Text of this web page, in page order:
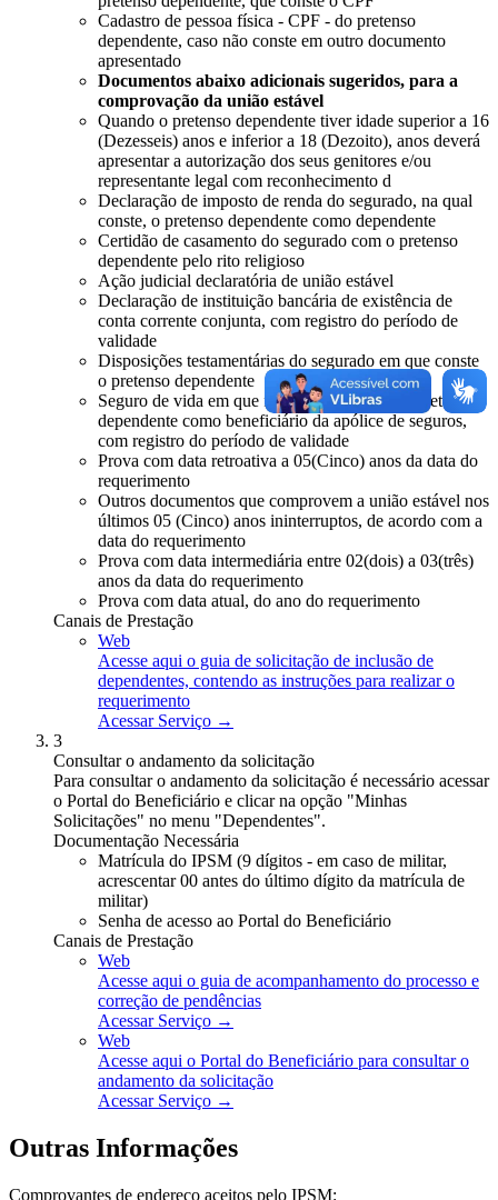
Cadastro de pessoa física - CPF - do pretenso
dependente, caso não conste em outro documento
apresentado
Documentos abaixo adicionais sugeridos, para a
comprovação da união estável
Quando o pretenso dependente tiver idade superior a 16
(Dezesseis) anos e inferior a 18 (Dezoito), anos deverá
apresentar a autorização dos seus genitores e/ou
representante legal com reconhecimento d
Declaração de imposto de renda do segurado, na qual
conste, o pretenso dependente como dependente
Certidão de casamento do segurado com o pretenso
dependente pelo rito religioso
Ação judicial declaratória de união estável
Declaração de instituição bancária de existência de
conta corrente conjunta, com registro do período de
validade
Disposições testamentárias do segurado em que conste
o pretenso dependente
Seguro de vida em que figure o segurado e o pretenso
dependente como beneficiário da apólice de seguros,
com registro do período de validade
Prova com data retroativa a 05(Cinco) anos da data do
requerimento
Outros documentos que comprovem a união estável nos
últimos 05 (Cinco) anos ininterruptos, de acordo com a
data do requerimento
Prova com data intermediária entre 02(dois) a 03(três)
anos da data do requerimento
Prova com data atual, do ano do requerimento
Canais de Prestação
Web
Acesse aqui o guia de solicitação de inclusão de
dependentes, contendo as instruções para realizar o
requerimento
Acessar Serviço →
3
Consultar o andamento da solicitação
Para consultar o andamento da solicitação é necessário acessar
o Portal do Beneficiário e clicar na opção "Minhas
Solicitações" no menu "Dependentes".
Documentação Necessária
Matrícula do IPSM (9 dígitos - em caso de militar,
acrescentar 00 antes do último dígito da matrícula de
militar)
Senha de acesso ao Portal do Beneficiário
Canais de Prestação
Web
Acesse aqui o guia de acompanhamento do processo e
correção de pendências
Acessar Serviço →
Web
Acesse aqui o Portal do Beneficiário para consultar o
andamento da solicitação
Acessar Serviço →
Outras Informações
Comprovantes de endereço aceitos pelo IPSM: